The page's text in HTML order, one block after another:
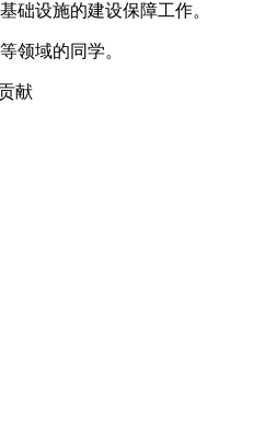
础设施的建设保障工作。
领域的同学。
献